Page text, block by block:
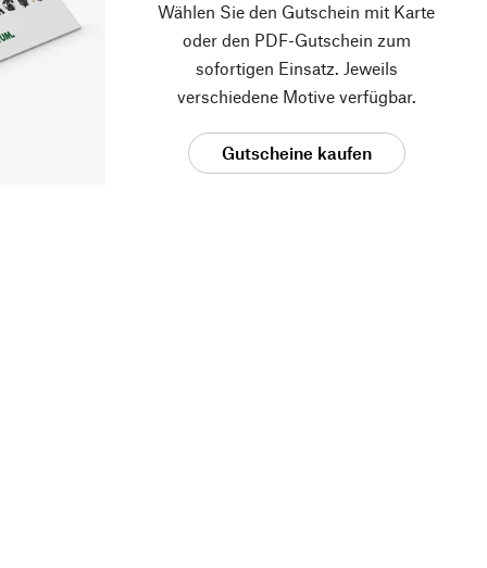
Wählen Sie den Gutschein mit Karte
oder den PDF-Gutschein zum
sofortigen Einsatz. Jeweils
verschiedene Motive verfügbar.
Gutscheine kaufen